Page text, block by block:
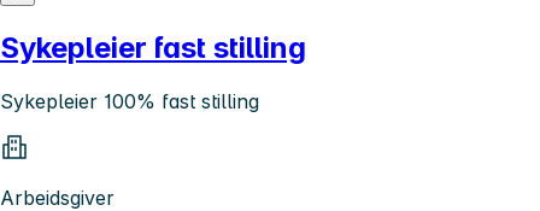
Sykepleier fast stilling
Sykepleier 100% fast stilling
Arbeidsgiver